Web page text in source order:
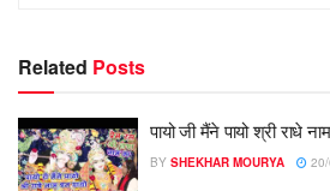
Related Posts
पायो जी मैंने पायो श्री राधे
BY SHEKHAR MOURYA